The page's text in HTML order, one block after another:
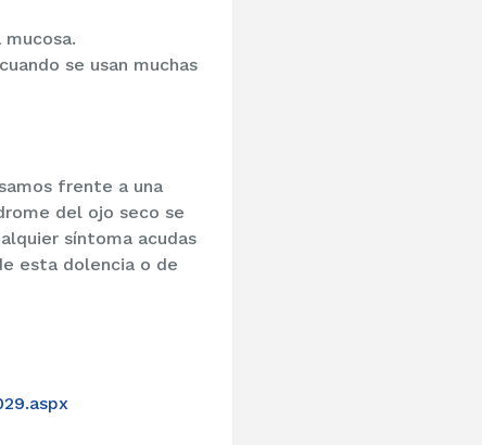
se usan muchas
frente a una
del ojo seco se
síntoma acudas
esta dolencia o de